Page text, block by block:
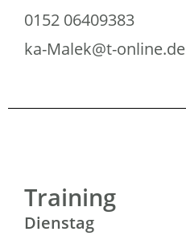
0152 06409383
ka-Malek@t-online.de
Training
Dienstag